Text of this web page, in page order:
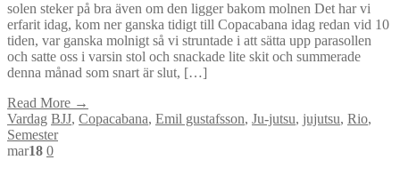
solen steker på bra även om den ligger bakom molnen Det har vi
erfarit idag, kom ner ganska tidigt till Copacabana idag redan vid 10
tiden, var ganska molnigt så vi struntade i att sätta upp parasollen
och satte oss i varsin stol och snackade lite skit och summerade
denna månad som snart är slut, […]
Read More →
Vardag BJJ, Copacabana, Emil gustafsson, Ju-jutsu, jujutsu, Rio,
Semester
mar18 0